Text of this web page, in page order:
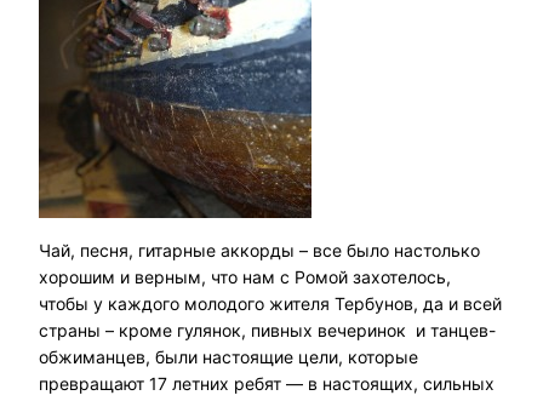
Чай, песня, гитарные аккорды – все было настолько
хорошим и верным, что нам с Ромой захотелось,
чтобы у каждого молодого жителя Тербунов, да и всей
страны – кроме гулянок, пивных вечеринок и танцев-
обжиманцев, были настоящие цели, которые
превращают 17 летних ребят — в настоящих, сильных